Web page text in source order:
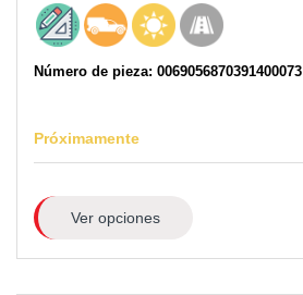
Número de pieza: 0069056870391400073
Próximamente
Ver opciones